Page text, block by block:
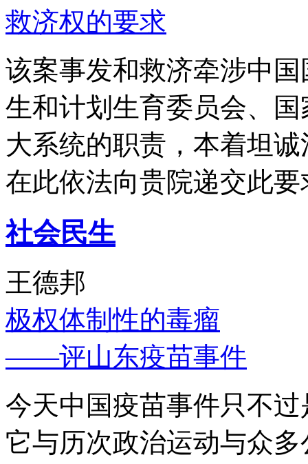
救济权的要求
该案事发和救济牵涉中
生和计划生育委员会、
大系统的职责，本着坦
在此依法向贵院递交此要
社会民生
王德邦
极权体制性的毒瘤
——评山东疫苗事件
今天中国疫苗事件只不
它与历次政治运动与众